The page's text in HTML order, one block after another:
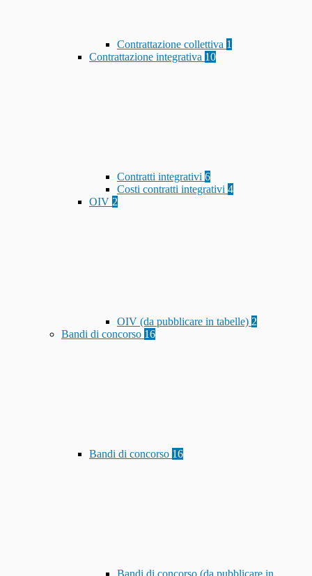
Contrattazione collettiva 1
Contrattazione integrativa 10
Contratti integrativi 6
Costi contratti integrativi 4
OIV 2
OIV (da pubblicare in tabelle) 2
Bandi di concorso 16
Bandi di concorso 16